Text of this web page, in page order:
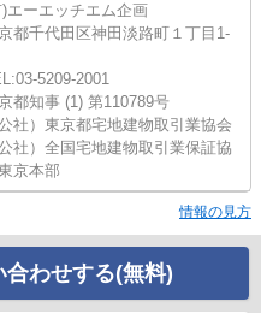
)エーエッチエム企画
都千代田区神田淡路町１丁目1-
5209-2001
都知事 (1) 第110789号
公社）東京都宅地建物取引業協会
公社）全国宅地建物取引業保証協
京本部
情報の見方
わせする(無料)